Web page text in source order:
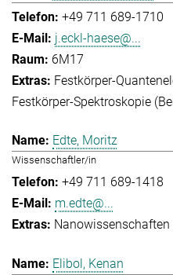
+49 711 689-1710
j.eckl-haese@...
6M17
Festkörper-
Festkörper-Spektroskopie
Edte, Moritz
Wissenschaftler/in
+49 711 689-1418
m.edte@...
Nanowissenschaften
Elibol, Kenan